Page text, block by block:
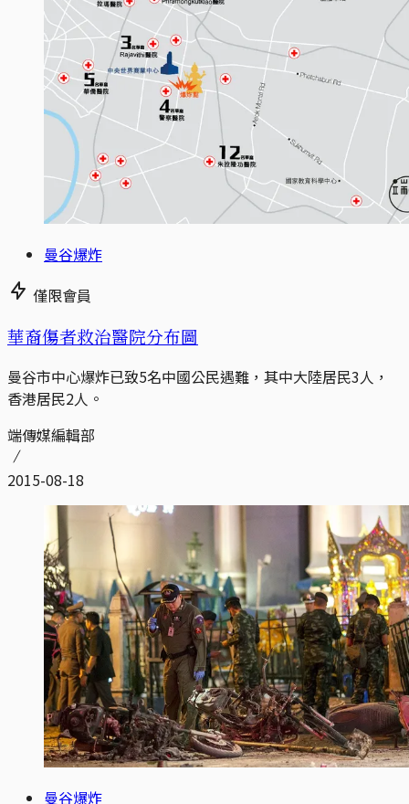
曼谷爆炸
僅限會員
華裔傷者救治醫院分布圖
曼谷市中心爆炸已致5名中國公民遇難，其中大陸居民3人，
香港居民2人。
端傳媒編輯部
2015-08-18
曼谷爆炸